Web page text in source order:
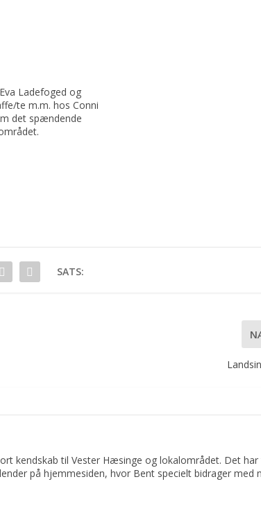
Ladefoged og
te m.m. hos Conni
det spændende
SATS:
kendskab til Vester Hæsinge og lokalområdet. Det har
på hjemmesiden, hvor Bent specielt bidrager med